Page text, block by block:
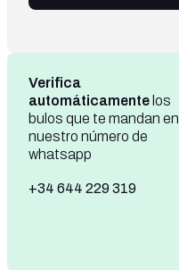
Verifica
automáticamente los
bulos que te mandan en
nuestro número de
whatsapp
+34 644 229 319